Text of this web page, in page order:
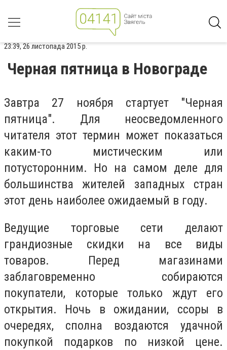
23:39, 26 листопада 2015 р.
Черная пятница в Новограде
Завтра 27 ноября стартует "Черная
пятница". Для неосведомленного
читателя этот термин может показаться
каким-то мистическим или
потусторонним. Но на самом деле для
большинства жителей западных стран
этот день наиболее ожидаемый в году.
Ведущие торговые сети делают
грандиозные скидки на все виды
товаров. Перед магазинами
заблаговременно собираются
покупатели, которые только ждут его
открытия. Ночь в ожидании, ссоры в
очередях, сполна воздаются удачной
покупкой подарков по низкой цене.